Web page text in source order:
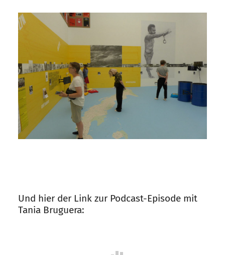
Und hier der Link zur Podcast-Episode mit
Tania Bruguera: